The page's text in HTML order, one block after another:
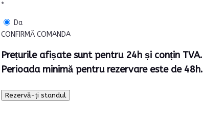
*
Da
CONFIRMĂ COMANDA
Prețurile afișate sunt pentru 24h și conțin TVA.
Perioada minimă pentru rezervare este de 48h.
Rezervă-ți standul